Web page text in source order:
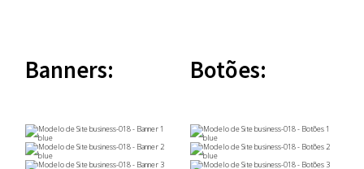
Banners: Botões: